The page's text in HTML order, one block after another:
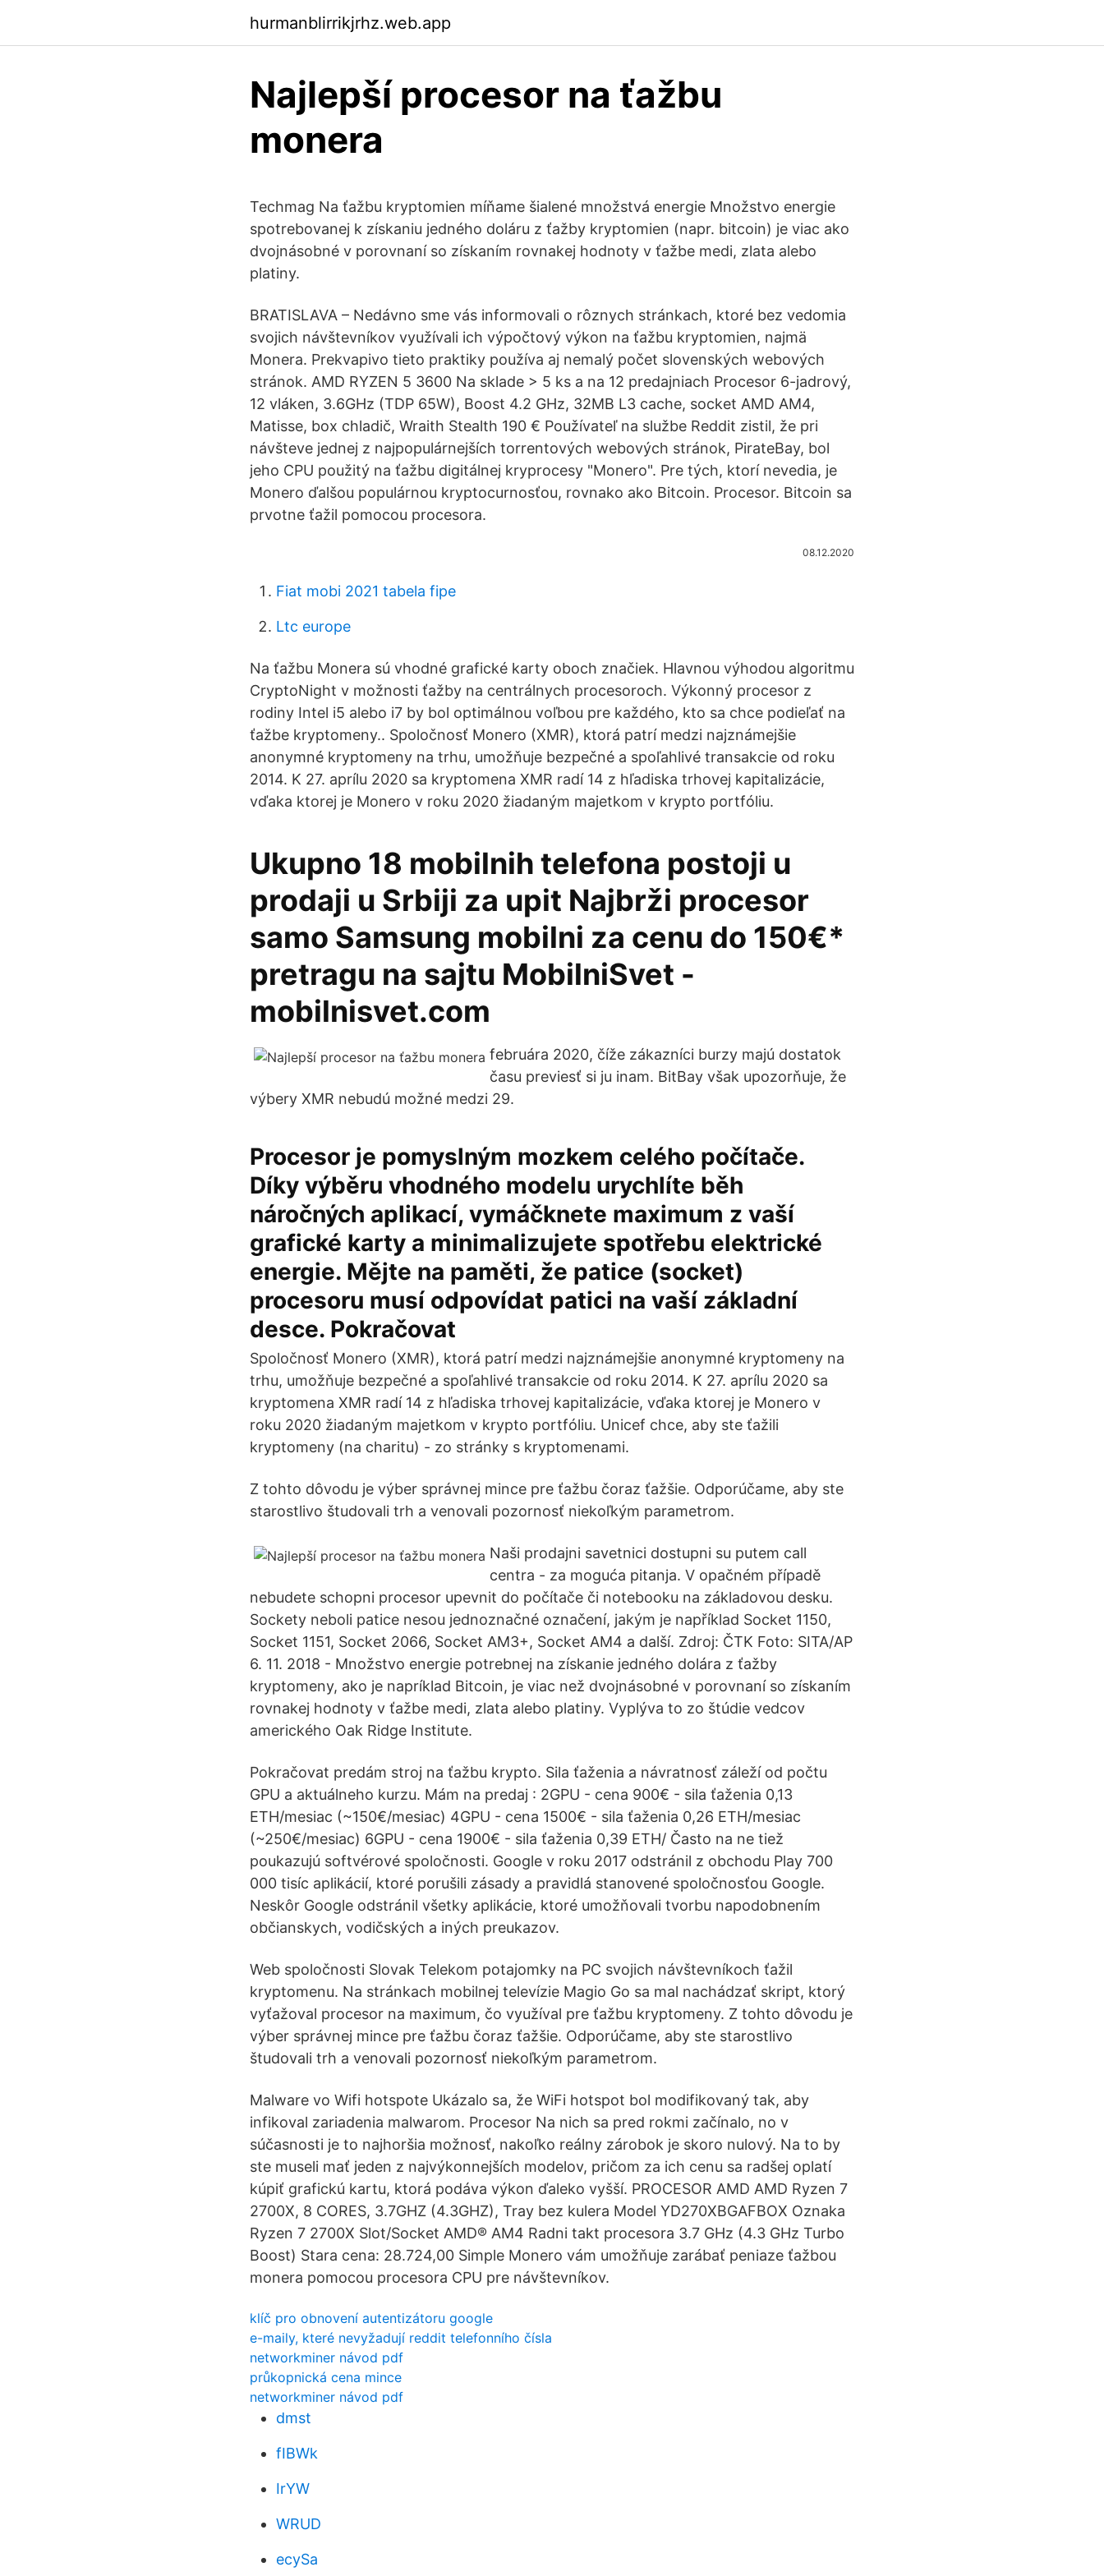
hurmanblirrikjrhz.web.app
Najlepší procesor na ťažbu
monera
Techmag Na ťažbu kryptomien míňame šialené množstvá energie Množstvo energie
spotrebovanej k získaniu jedného doláru z ťažby kryptomien (napr. bitcoin) je viac ako
dvojnásobné v porovnaní so získaním rovnakej hodnoty v ťažbe medi, zlata alebo
platiny.
BRATISLAVA – Nedávno sme vás informovali o rôznych stránkach, ktoré bez vedomia
svojich návštevníkov využívali ich výpočtový výkon na ťažbu kryptomien, najmä
Monera. Prekvapivo tieto praktiky používa aj nemalý počet slovenských webových
stránok. AMD RYZEN 5 3600 Na sklade > 5 ks a na 12 predajniach Procesor 6-jadrový,
12 vláken, 3.6GHz (TDP 65W), Boost 4.2 GHz, 32MB L3 cache, socket AMD AM4,
Matisse, box chladič, Wraith Stealth 190 € Používateľ na službe Reddit zistil, že pri
návšteve jednej z najpopulárnejších torrentových webových stránok, PirateBay, bol
jeho CPU použitý na ťažbu digitálnej kryprocesy "Monero". Pre tých, ktorí nevedia, je
Monero ďalšou populárnou kryptocurnosťou, rovnako ako Bitcoin. Procesor. Bitcoin sa
prvotne ťažil pomocou procesora.
08.12.2020
Fiat mobi 2021 tabela fipe
Ltc europe
Na ťažbu Monera sú vhodné grafické karty oboch značiek. Hlavnou výhodou algoritmu
CryptoNight v možnosti ťažby na centrálnych procesoroch. Výkonný procesor z
rodiny Intel i5 alebo i7 by bol optimálnou voľbou pre každého, kto sa chce podieľať na
ťažbe kryptomeny.. Spoločnosť Monero (XMR), ktorá patrí medzi najznámejšie
anonymné kryptomeny na trhu, umožňuje bezpečné a spoľahlivé transakcie od roku
2014. K 27. aprílu 2020 sa kryptomena XMR radí 14 z hľadiska trhovej kapitalizácie,
vďaka ktorej je Monero v roku 2020 žiadaným majetkom v krypto portfóliu.
Ukupno 18 mobilnih telefona postoji u
prodaji u Srbiji za upit Najbrži procesor
samo Samsung mobilni za cenu do 150€*
pretragu na sajtu MobilniSvet -
mobilnisvet.com
februára 2020, číže zákazníci burzy majú dostatok
času previesť si ju inam. BitBay však upozorňuje, že
výbery XMR nebudú možné medzi 29.
Procesor je pomyslným mozkem celého počítače.
Díky výběru vhodného modelu urychlíte běh
náročných aplikací, vymáčknete maximum z vaší
grafické karty a minimalizujete spotřebu elektrické
energie. Mějte na paměti, že patice (socket)
procesoru musí odpovídat patici na vaší základní
desce. Pokračovat
Spoločnosť Monero (XMR), ktorá patrí medzi najznámejšie anonymné kryptomeny na
trhu, umožňuje bezpečné a spoľahlivé transakcie od roku 2014. K 27. aprílu 2020 sa
kryptomena XMR radí 14 z hľadiska trhovej kapitalizácie, vďaka ktorej je Monero v
roku 2020 žiadaným majetkom v krypto portfóliu. Unicef chce, aby ste ťažili
kryptomeny (na charitu) - zo stránky s kryptomenami.
Z tohto dôvodu je výber správnej mince pre ťažbu čoraz ťažšie. Odporúčame, aby ste
starostlivo študovali trh a venovali pozornosť niekoľkým parametrom.
Naši prodajni savetnici dostupni su putem call
centra - za moguća pitanja. V opačném případě
nebudete schopni procesor upevnit do počítače či notebooku na základovou desku.
Sockety neboli patice nesou jednoznačné označení, jakým je například Socket 1150,
Socket 1151, Socket 2066, Socket AM3+, Socket AM4 a další. Zdroj: ČTK Foto: SITA/AP
6. 11. 2018 - Množstvo energie potrebnej na získanie jedného dolára z ťažby
kryptomeny, ako je napríklad Bitcoin, je viac než dvojnásobné v porovnaní so získaním
rovnakej hodnoty v ťažbe medi, zlata alebo platiny. Vyplýva to zo štúdie vedcov
amerického Oak Ridge Institute.
Pokračovat predám stroj na ťažbu krypto. Sila ťaženia a návratnosť záleží od počtu
GPU a aktuálneho kurzu. Mám na predaj : 2GPU - cena 900€ - sila ťaženia 0,13
ETH/mesiac (~150€/mesiac) 4GPU - cena 1500€ - sila ťaženia 0,26 ETH/mesiac
(~250€/mesiac) 6GPU - cena 1900€ - sila ťaženia 0,39 ETH/ Často na ne tiež
poukazujú softvérové spoločnosti. Google v roku 2017 odstránil z obchodu Play 700
000 tisíc aplikácií, ktoré porušili zásady a pravidlá stanovené spoločnosťou Google.
Neskôr Google odstránil všetky aplikácie, ktoré umožňovali tvorbu napodobnením
občianskych, vodičských a iných preukazov.
Web spoločnosti Slovak Telekom potajomky na PC svojich návštevníkoch ťažil
kryptomenu. Na stránkach mobilnej televízie Magio Go sa mal nachádzať skript, ktorý
vyťažoval procesor na maximum, čo využíval pre ťažbu kryptomeny. Z tohto dôvodu je
výber správnej mince pre ťažbu čoraz ťažšie. Odporúčame, aby ste starostlivo
študovali trh a venovali pozornosť niekoľkým parametrom.
Malware vo Wifi hotspote Ukázalo sa, že WiFi hotspot bol modifikovaný tak, aby
infikoval zariadenia malwarom. Procesor Na nich sa pred rokmi začínalo, no v
súčasnosti je to najhoršia možnosť, nakoľko reálny zárobok je skoro nulový. Na to by
ste museli mať jeden z najvýkonnejších modelov, pričom za ich cenu sa radšej oplatí
kúpiť grafickú kartu, ktorá podáva výkon ďaleko vyšší. PROCESOR AMD AMD Ryzen 7
2700X, 8 CORES, 3.7GHZ (4.3GHZ), Tray bez kulera Model YD270XBGAFBOX Oznaka
Ryzen 7 2700X Slot/Socket AMD® AM4 Radni takt procesora 3.7 GHz (4.3 GHz Turbo
Boost) Stara cena: 28.724,00 Simple Monero vám umožňuje zarábať peniaze ťažbou
monera pomocou procesora CPU pre návštevníkov.
klíč pro obnovení autentizátoru google
e-maily, které nevyžadují reddit telefonního čísla
networkminer návod pdf
průkopnická cena mince
networkminer návod pdf
dmst
fIBWk
IrYW
WRUD
ecySa